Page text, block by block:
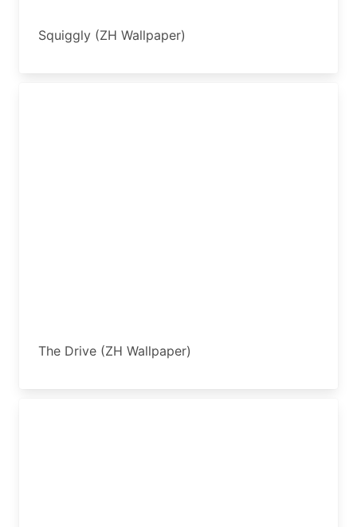
Squiggly (ZH Wallpaper)
The Drive (ZH Wallpaper)